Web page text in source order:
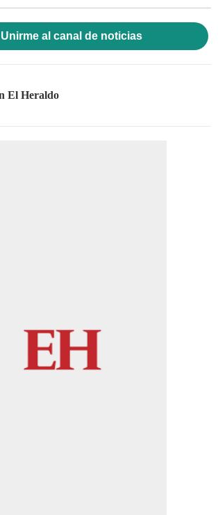
Unirme al canal de noticias
El Heraldo